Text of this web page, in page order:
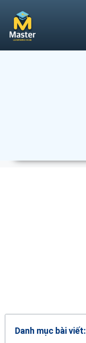
Danh mục bài viết: